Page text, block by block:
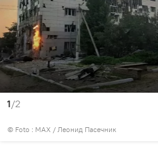
1/2
© Foto : MAX / Леонид Пасечник